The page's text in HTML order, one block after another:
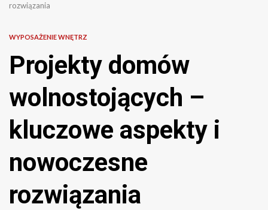
rozwiązania
WYPOSAŻENIE WNĘTRZ
Projekty domów
wolnostojących –
kluczowe aspekty i
nowoczesne
rozwiązania